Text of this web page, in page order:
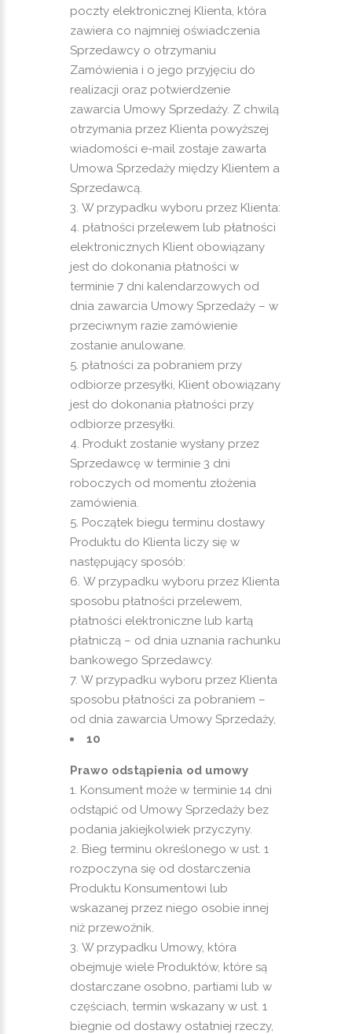
poczty elektronicznej Klienta, która
zawiera co najmniej oświadczenia
Sprzedawcy o otrzymaniu
Zamówienia i o jego przyjęciu do
realizacji oraz potwierdzenie
zawarcia Umowy Sprzedaży. Z chwilą
otrzymania przez Klienta powyższej
wiadomości e-mail zostaje zawarta
Umowa Sprzedaży między Klientem a
Sprzedawcą.
W przypadku wyboru przez Klienta:
płatności przelewem lub płatności
elektronicznych Klient obowiązany
jest do dokonania płatności w
terminie 7 dni kalendarzowych od
dnia zawarcia Umowy Sprzedaży – w
przeciwnym razie zamówienie
zostanie anulowane.
płatności za pobraniem przy
odbiorze przesyłki, Klient obowiązany
jest do dokonania płatności przy
odbiorze przesyłki.
Produkt zostanie wysłany przez
Sprzedawcę w terminie 3 dni
roboczych od momentu złożenia
zamówienia.
Początek biegu terminu dostawy
Produktu do Klienta liczy się w
następujący sposób:
W przypadku wyboru przez Klienta
sposobu płatności przelewem,
płatności elektroniczne lub kartą
płatniczą – od dnia uznania rachunku
bankowego Sprzedawcy.
W przypadku wyboru przez Klienta
sposobu płatności za pobraniem –
od dnia zawarcia Umowy Sprzedaży,
10
Prawo odstąpienia od umowy
Konsument może w terminie 14 dni
odstąpić od Umowy Sprzedaży bez
podania jakiejkolwiek przyczyny.
Bieg terminu określonego w ust. 1
rozpoczyna się od dostarczenia
Produktu Konsumentowi lub
wskazanej przez niego osobie innej
niż przewoźnik.
W przypadku Umowy, która
obejmuje wiele Produktów, które są
dostarczane osobno, partiami lub w
częściach, termin wskazany w ust. 1
biegnie od dostawy ostatniej rzeczy,